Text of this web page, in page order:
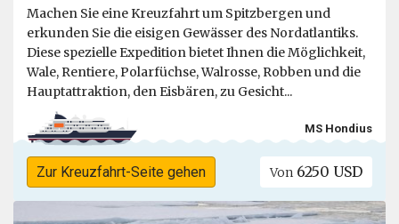
Machen Sie eine Kreuzfahrt um Spitzbergen und
erkunden Sie die eisigen Gewässer des Nordatlantiks.
Diese spezielle Expedition bietet Ihnen die Möglichkeit,
Wale, Rentiere, Polarfüchse, Walrosse, Robben und die
Hauptattraktion, den Eisbären, zu Gesicht...
MS Hondius
Zur Kreuzfahrt-Seite gehen Von 6250 USD